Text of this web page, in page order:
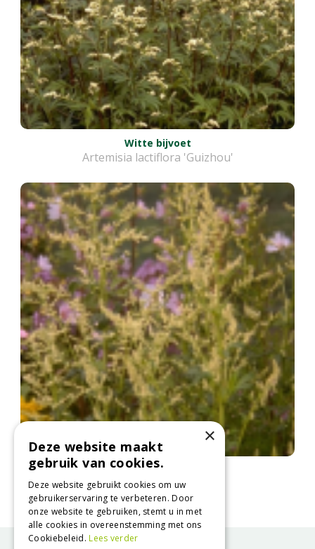
Witte bijvoet
Artemisia lactiflora 'Guizhou'
Witte bijvoet
Artemisia lactiflora
×
Deze website maakt
gebruik van cookies.
Deze website gebruikt cookies om uw
gebruikerservaring te verbeteren. Door
onze website te gebruiken, stemt u in met
alle cookies in overeenstemming met ons
Cookiebeleid.Lees verder